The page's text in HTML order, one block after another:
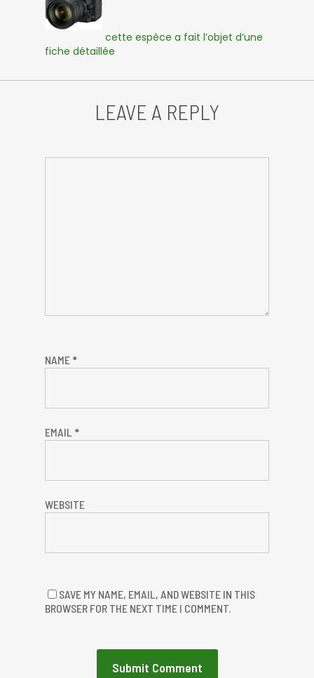
cette espèce a fait l’objet d’une
fiche détaillée
LEAVE A REPLY
NAME *
EMAIL *
WEBSITE
SAVE MY NAME, EMAIL, AND WEBSITE IN THIS
BROWSER FOR THE NEXT TIME I COMMENT.